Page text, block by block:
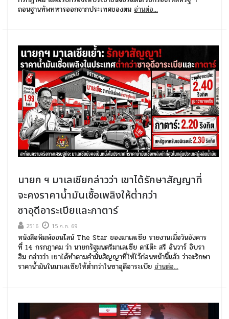
ถอนฐานทัพทหารออกจากประเทศของตน อ่านต่อ...
นายก ฯ มาเลเซียกล่าวว่า เขาได้รักษาสัญญาที่
จะคงราคาน้ำมันเชื้อเพลิงให้ต่ำกว่า
ซาอุดีอาระเบียและกาตาร์
2516 15 ก.ค. 69
หนังสือพิมพ์ออนไลน์ The Star ของมาเลเซีย รายงานเมื่อวันอังคาร
ที่ 14 กรกฎาคม ว่า นายกรัฐมนตรีมาเลเซีย ดาโต๊ะ สรี อันวาร์ อิบรา
ฮิม กล่าวว่า เขาได้ทำตามคำมั่นสัญญาที่ให้ไว้ก่อนหน้านี้แล้ว ว่าจะรักษา
ราคาน้ำมันในมาเลเซียให้ต่ำกว่าในซาอุดีอาระเบีย อ่านต่อ...